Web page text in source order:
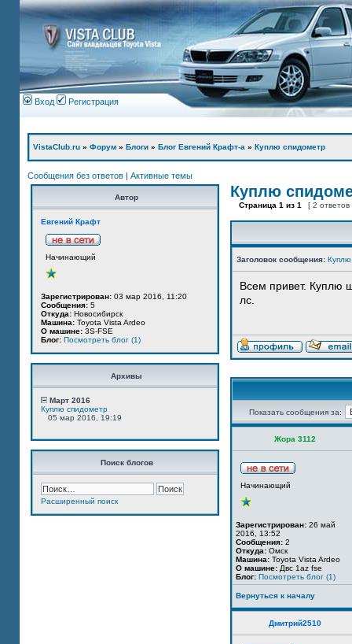
Вход Регистрация
VistaClub.ru » Форум » Блоги » Блог Евгений Крафт-а » Куплю спидометр
Сообщения без ответов | Активные темы
Автор
Евгений Крафт
Начинающий
Зарегистрирован: 03 мар 2016, 11:20
Сообщения: 5
Откуда: Новосибирск
Машина: Toyota Vista Ardeo
О машине: 3S-FSE
Блог: Посмотреть блог (1)
Архивы
Март 2016
Куплю спидометр
05 мар 2016, 19:19
Поиск блогов
Расширенный поиск
Куплю
Страница 1 из 1 [ 2
Заголовок сообщения:
Всем привет. Куплю
лс.
Показать сообщения за:
Жора 3112
Начинающий
Зарегистрирован: 26 май
2016, 13:52
Сообщения: 2
Откуда: Омск
Машина: Toyota Vista Ardeo
О машине: Двс 1az fse
Блог: Посмотреть блог (1)
Вернуться к началу
Дмитрий2510